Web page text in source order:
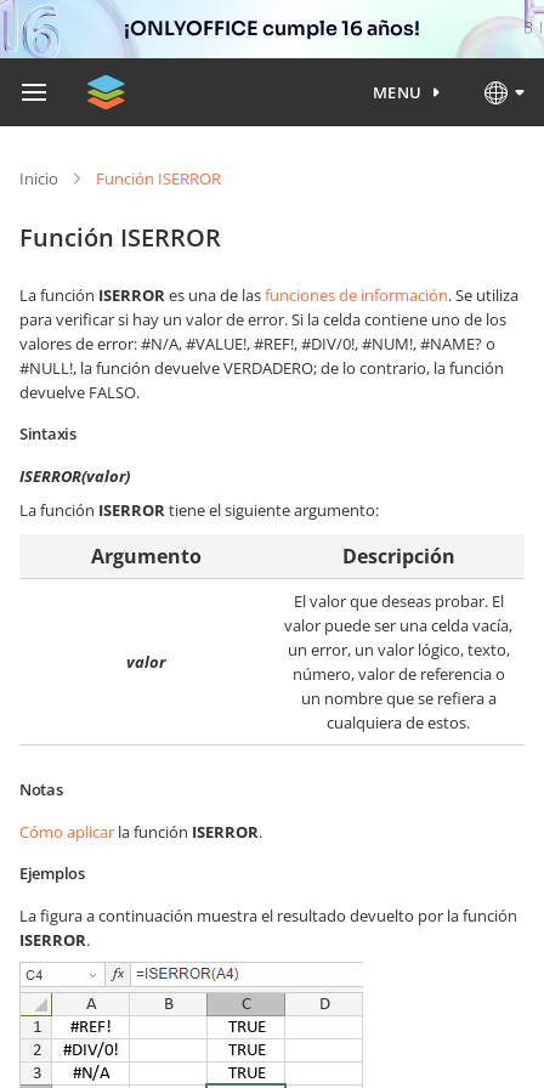
¡ONLYOFFICE cumple 16 años!
MENU
Inicio Función ISERROR
Función ISERROR
La función ISERRORes una de lasfunciones de información. Se utiliza
para verificar si hay un valor de error. Si la celda contiene uno de los
valores de error: #N/A, #VALUE!, #REF!, #DIV/0!, #NUM!, #NAME? o
#NULL!, la función devuelve VERDADERO; de lo contrario, la función
devuelve FALSO.
Sintaxis
ISERROR(valor)
La función ISERRORtiene el siguiente argumento:
Argumento Descripción
valor
El valor que deseas probar. El
valor puede ser una celda vacía,
un error, un valor lógico, texto,
número, valor de referencia o
un nombre que se refiera a
cualquiera de estos.
Notas
Cómo aplicar la función ISERROR.
Ejemplos
La figura a continuación muestra el resultado devuelto por la función
ISERROR.